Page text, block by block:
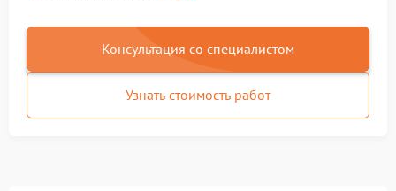
Консультация со специалистом
Узнать стоимость работ